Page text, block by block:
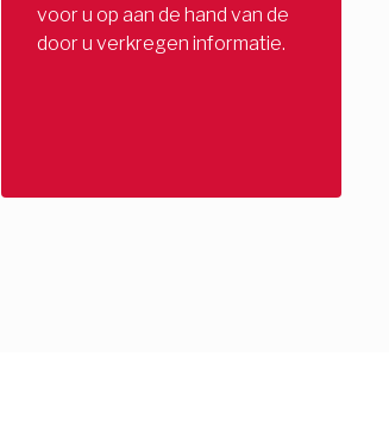
voor u op aan de hand van de
door u verkregen informatie.